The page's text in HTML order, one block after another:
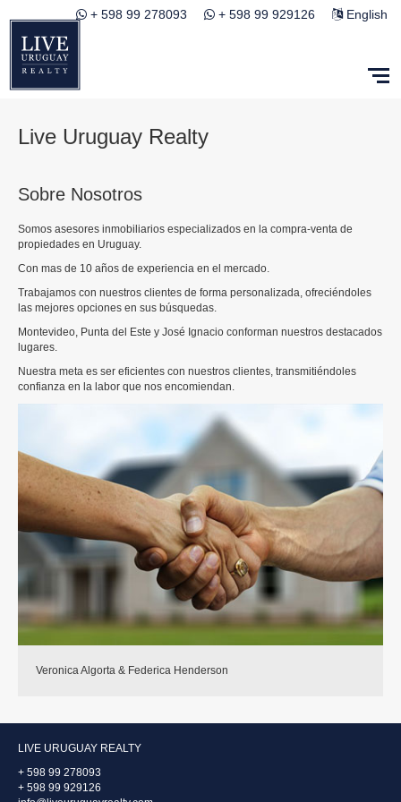
+ 598 99 278093 + 598 99 929126 English
Live Uruguay Realty
Sobre Nosotros
Somos asesores inmobiliarios especializados en la compra-venta de
propiedades en Uruguay.
Con mas de 10 años de experiencia en el mercado.
Trabajamos con nuestros clientes de forma personalizada, ofreciéndoles
las mejores opciones en sus búsquedas.
Montevideo, Punta del Este y José Ignacio conforman nuestros destacados
lugares.
Nuestra meta es ser eficientes con nuestros clientes, transmitiéndoles
confianza en la labor que nos encomiendan.
Veronica Algorta & Federica Henderson
LIVE URUGUAY REALTY
+ 598 99 278093
+ 598 99 929126